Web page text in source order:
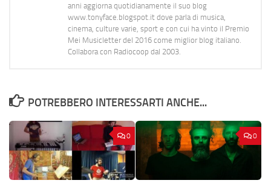
anni aggiorna quotidianamente il suo blog
www.tonyface.blogspot.it dove parla di musica,
cinema, culture varie, sport e con cui ha vinto il Premio
Mei Musicletter del 2016 come miglior blog italiano.
Collabora con Radiocoop dal 2003.
POTREBBERO INTERESSARTI ANCHE...
0 0